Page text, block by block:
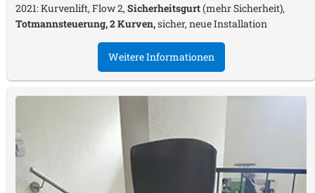
2021: Kurvenlift, Flow 2, Sicherheitsgurt(mehr Sicherheit),
Totmannsteuerung, 2 Kurven,sicher, neue Installation
Weitere Informationen